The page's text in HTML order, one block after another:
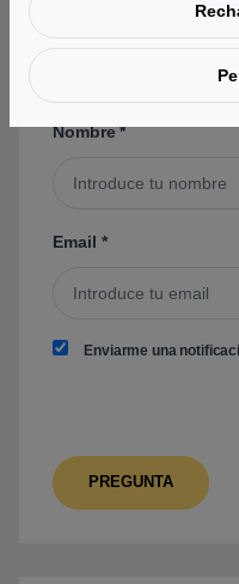
Nombre*
Email *
Enviarme una